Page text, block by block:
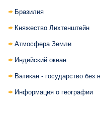
Бразилия
Княжество Лихтенштейн
Атмосфера Земли
Индийский океан
Ватикан - государство без
Информация о географии